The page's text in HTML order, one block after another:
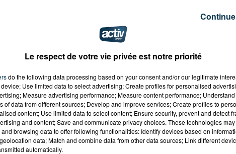
Le respect de votre vie privée est notre priorité
do the following data processing based on your consent and/or our legitimate
Use limited data to select advertising; Create profiles for personalised
Measure advertising performance; Measure content performance;
of data from different sources; Develop and improve services; Create profiles to
content; Use limited data to select content; Ensure security, prevent and detect
and content; Save and communicate privacy choices. These technologies
browsing data to offer following functionalities: Identify devices based on
data; Match and combine data from other data sources; Link different
automatically.